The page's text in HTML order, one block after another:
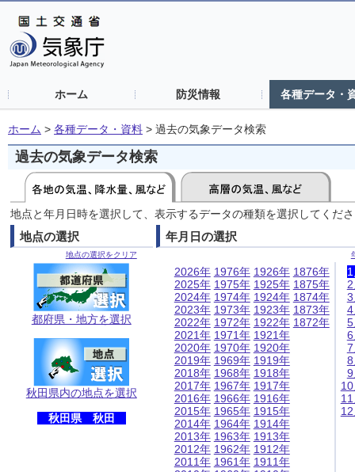
ホーム 防災情報 各種データ・
ホーム > 各種データ・資料 > 過去の気象データ検索
過去の気象データ検索
地点と年月日時を選択して、表示するデータの種類を選択してくだ
地点の選択
地点の選択をクリア
都府県・地方を選択
秋田県内の地点を選択
秋田県 秋田
年月日の選択
2026年
2025年
2024年
2023年
2022年
2021年
2020年
2019年
2018年
2017年
2016年
2015年
2014年
2013年
2012年
2011年
1976年
1975年
1974年
1973年
1972年
1971年
1970年
1969年
1968年
1967年
1966年
1965年
1964年
1963年
1962年
1961年
1926年
1925年
1924年
1923年
1922年
1921年
1920年
1919年
1918年
1917年
1916年
1915年
1914年
1913年
1912年
1911年
1876年
1875年
1874年
1873年
1872年